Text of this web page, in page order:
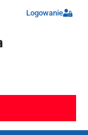
Logowanie